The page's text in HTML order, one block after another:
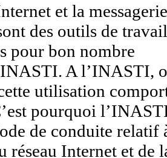
et la messagerie
des outils de travail
pour bon nombre
A l’INASTI,
utilisation
pourquoi
de conduite relatif
réseau Internet et de